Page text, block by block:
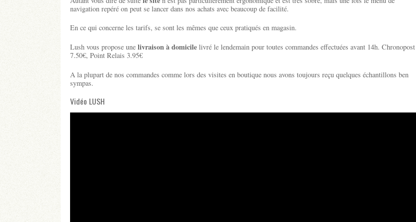
navigation repéré on peut se lancer dans nos achats avec beaucoup de facilité.
En ce qui concerne les tarifs, se sont les mêmes que ceux pratiqués en magasin.
Lush vous propose une livraison à domicile livré le lendemain pour toutes commandes effectuées avant 14h. Chronopost
7.50€, Point Relais 3.95€
A la plupart de nos commandes comme lors des visites en boutique nous avons toujours reçu quelques échantillons ben
sympas.
Vidéo LUSH